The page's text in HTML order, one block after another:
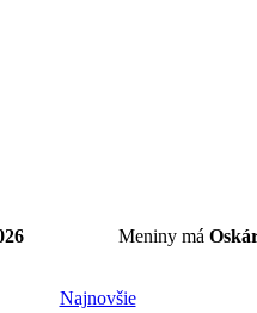
Meniny má
Najnovšie